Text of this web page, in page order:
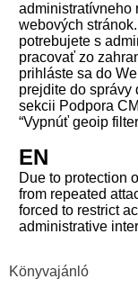
Könyvajánló